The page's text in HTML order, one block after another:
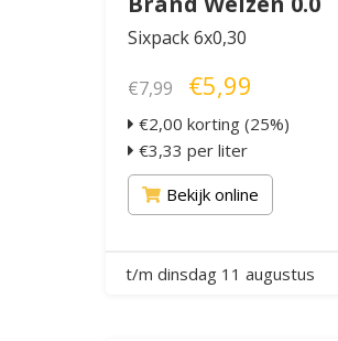
Sixpack 6x0,30
€7,99 €5,99
€2,00 korting (25%)
€3,33 per liter
Bekijk online
t/m dinsdag 11 augustus